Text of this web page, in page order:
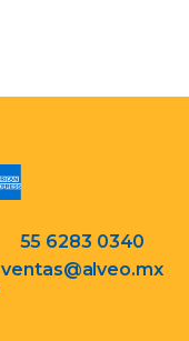
55 6283 0340
ventas@alveo.mx